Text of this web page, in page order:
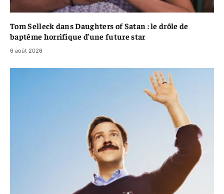
Tom Selleck dans Daughters of Satan : le drôle de
baptême horrifique d’une future star
6 août 2026